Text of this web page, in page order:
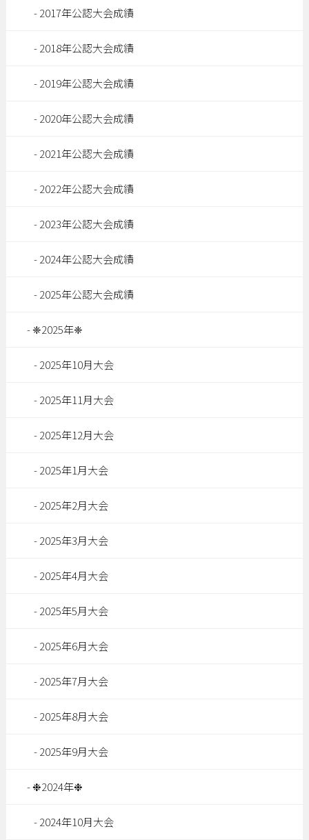
2017年公認大会成績
2018年公認大会成績
2019年公認大会成績
2020年公認大会成績
2021年公認大会成績
2022年公認大会成績
2023年公認大会成績
2024年公認大会成績
2025年公認大会成績
❈2025年❈
2025年10月大会
2025年11月大会
2025年12月大会
2025年1月大会
2025年2月大会
2025年3月大会
2025年4月大会
2025年5月大会
2025年6月大会
2025年7月大会
2025年8月大会
2025年9月大会
❉2024年❉
2024年10月大会